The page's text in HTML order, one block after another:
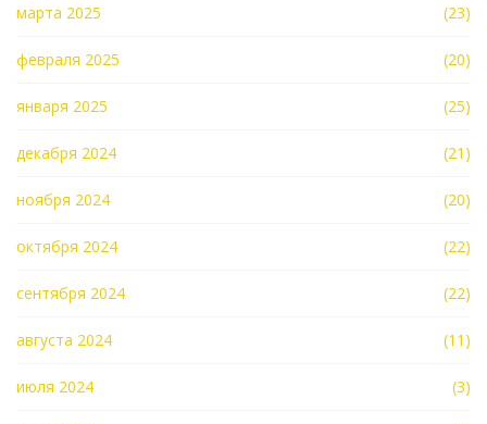
марта 2025 (23)
февраля 2025 (20)
января 2025 (25)
декабря 2024 (21)
ноября 2024 (20)
октября 2024 (22)
сентября 2024 (22)
августа 2024 (11)
июля 2024 (3)